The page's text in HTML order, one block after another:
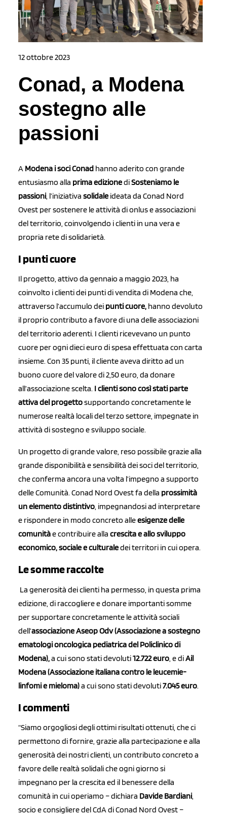
12 ottobre 2023
Conad, a Modena
sostegno alle
passioni
A Modena i soci Conad hanno aderito con grande
entusiasmo alla prima edizionediSosteniamo le
passioni, l’iniziativa solidale ideata da Conad Nord
Ovest per sostenere le attività di onlus e associazioni
del territorio, coinvolgendo i clienti in una vera e
propria rete di solidarietà.
I punti cuore
Il progetto, attivo da gennaio a maggio 2023, ha
coinvolto i clienti dei punti di vendita di Modena che,
attraverso l’accumulo dei punti cuore, hanno devoluto
il proprio contributo a favore di una delle associazioni
del territorio aderenti. I clienti ricevevano un punto
cuore per ogni dieci euro di spesa effettuata con carta
insieme. Con 35 punti, il cliente aveva diritto ad un
buono cuore del valore di 2,50 euro, da donare
all’associazione scelta. I clienti sono così stati parte
attiva del progettosupportando concretamente le
numerose realtà locali del terzo settore, impegnate in
attività di sostegno e sviluppo sociale.
Un progetto di grande valore, reso possibile grazie alla
grande disponibilità e sensibilità dei soci del territorio,
che conferma ancora una volta l’impegno a supporto
delle Comunità. Conad Nord Ovest fa della prossimità
un elemento distintivo, impegnandosi ad interpretare
e rispondere in modo concreto alleesigenze delle
comunitàe contribuire alla crescita e allo sviluppo
economico, sociale e culturaledei territori in cui opera.
Le somme raccolte
La generosità dei clienti ha permesso, in questa prima
edizione, di raccogliere e donare importanti somme
per supportare concretamente le attività sociali
dell’associazione Aseop Odv (Associazione a sostegno
ematologi oncologica pediatrica del Policlinico di
Modena),a cui sono stati devoluti12.722 euro, e diAil
Modena (Associazione italiana contro le leucemie-
linfomi e mieloma)a cui sono stati devoluti7.045 euro.
I commenti
“Siamo orgogliosi degli ottimi risultati ottenuti, che ci
permettono di fornire, grazie alla partecipazione e alla
generosità dei nostri clienti, un contributo concreto a
favore delle realtà solidali che ogni giorno si
impegnano per la crescita ed il benessere della
comunità in cui operiamo – dichiara Davide Bardiani,
socio e consigliere del CdA di Conad Nord Ovest –